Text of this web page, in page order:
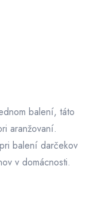
balení, táto
aranžovaní.
balení darčekov
v domácnosti.